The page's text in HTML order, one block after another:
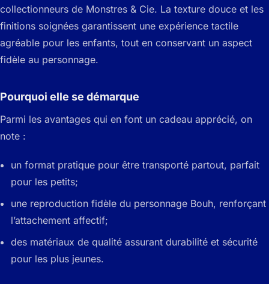
collectionneurs de Monstres & Cie. La texture douce et les
finitions soignées garantissent une expérience tactile
agréable pour les enfants, tout en conservant un aspect
fidèle au personnage.
Pourquoi elle se démarque
Parmi les avantages qui en font un cadeau apprécié, on
note :
un format pratique pour être transporté partout, parfait
pour les petits;
une reproduction fidèle du personnage Bouh, renforçant
l’attachement affectif;
des matériaux de qualité assurant durabilité et sécurité
pour les plus jeunes.